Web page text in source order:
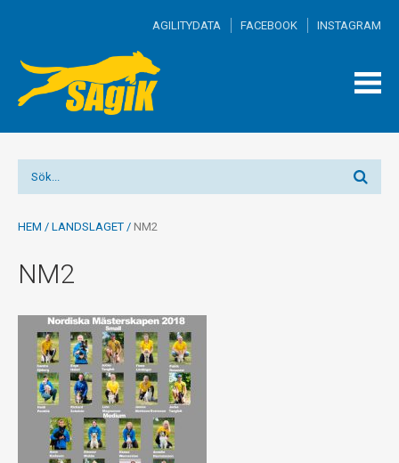
AGILITYDATA FACEBOOK INSTAGRAM
HEM / LANDSLAGET / NM2
NM2